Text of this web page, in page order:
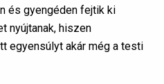
és gyengéden fejtik ki
nyújtanak, hiszen
egyensúlyt akár még a testi